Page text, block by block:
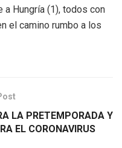
Hungría (1), todos con
el camino rumbo a los
LA PRETEMPORADA Y
EL CORONAVIRUS